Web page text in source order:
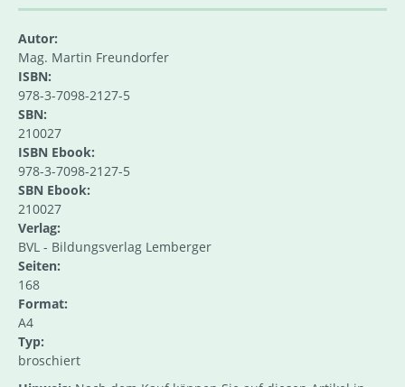
Autor:
Mag. Martin Freundorfer
ISBN:
978-3-7098-2127-5
SBN:
210027
ISBN Ebook:
978-3-7098-2127-5
SBN Ebook:
210027
Verlag:
BVL - Bildungsverlag Lemberger
Seiten:
168
Format:
A4
Typ:
broschiert